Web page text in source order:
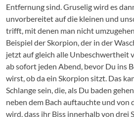
Entfernung sind. Gruselig wird es
unvorbereitet auf die kleinen und
trifft, mit denen man nicht
Beispiel der Skorpion, der in der
jetzt auf gleich alle Unbeschwertheit
ab sofort jeden Abend, bevor Du ins
wirst, ob da ein Skorpion sitzt. Das
Schlange sein, die, als Du baden
neben dem Bach auftauchte und von
wird, dass ihr Biss innerhalb von drei